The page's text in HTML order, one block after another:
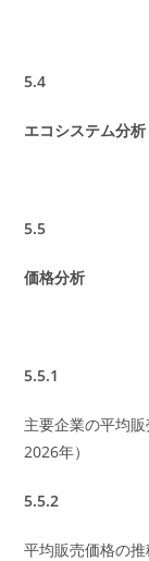
5.4
エコシステム分析
5.5
価格分析
5.5.1
主要企業の平均
2026年）
5.5.2
平均販売価格の